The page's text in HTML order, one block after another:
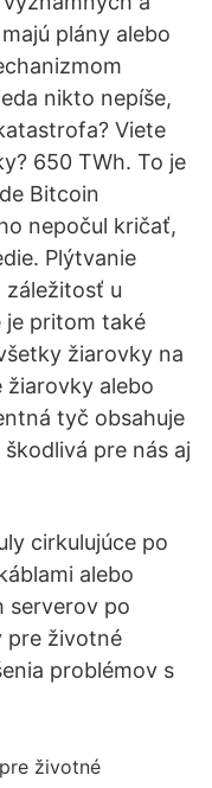
plány alebo
nikto nepíše,
Viete
650 TWh. To je
Bitcoin
nepočul kričať,
Plýtvanie
záležitosť u
je pritom také
žiarovky na
žiarovky alebo
tyč obsahuje
pre nás aj
cirkulujúce po
alebo
serverov po
pre životné
problémov s